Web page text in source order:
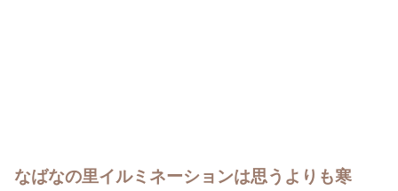
なばなの里イルミネーションは思うよりも寒